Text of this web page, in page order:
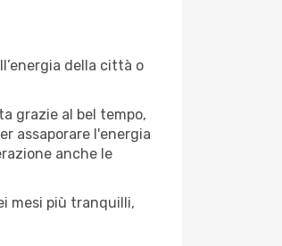
della città o
grazie al bel tempo,
assaporare l'energia
anche le
mesi più tranquilli,